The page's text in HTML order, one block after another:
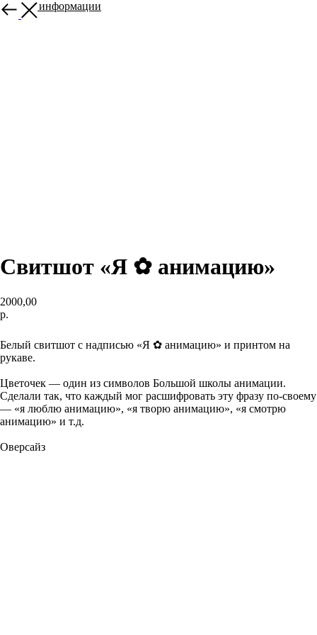
Больше информации
Свитшот «Я ✿ анимацию»
2000,00
р.
Белый свитшот с надписью «Я ✿ анимацию» и принтом на
рукаве.
Цветочек — один из символов Большой школы анимации.
Сделали так, что каждый мог расшифровать эту фразу по-своему
— «я люблю анимацию», «я творю анимацию», «я смотрю
анимацию» и т.д.
Оверсайз